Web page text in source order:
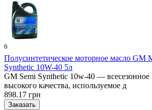
6
Полусинтетическое моторное масло GM
Synthetic 10W-40 5л
GM Semi Synthetic 10w-40 — всесезонное
высокого качества, используемое д
898.17 грн